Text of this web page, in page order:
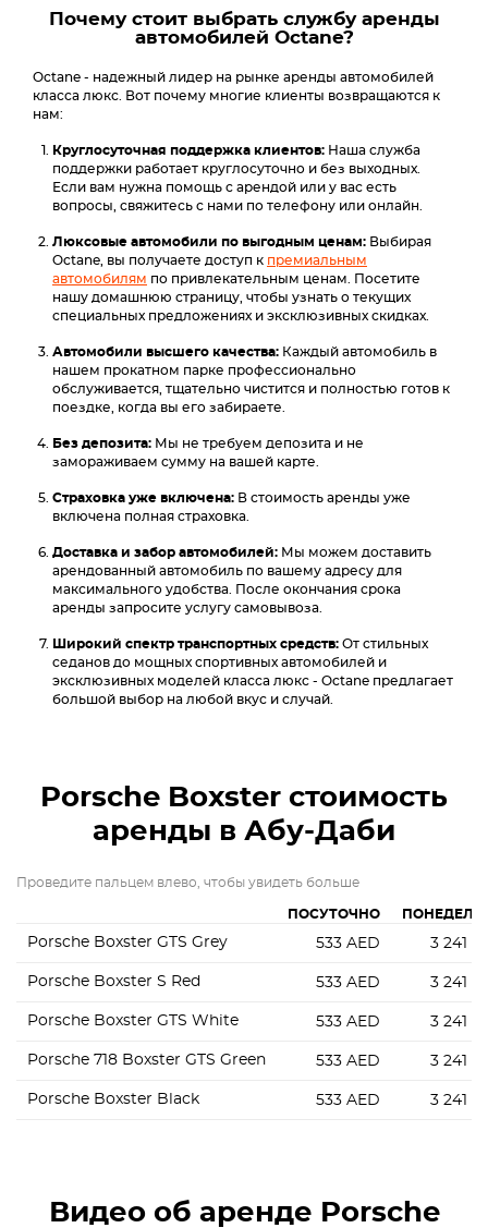
Почему стоит выбрать службу аренды
автомобилей Octane?
Octane - надежный лидер на рынке аренды автомобилей
класса люкс. Вот почему многие клиенты возвращаются к
нам:
Круглосуточная поддержка клиентов: Наша служба
поддержки работает круглосуточно и без выходных.
Если вам нужна помощь с арендой или у вас есть
вопросы, свяжитесь с нами по телефону или онлайн.
Люксовые автомобили по выгодным ценам: Выбирая
Octane, вы получаете доступ к премиальным
автомобилям по привлекательным ценам. Посетите
нашу домашнюю страницу, чтобы узнать о текущих
специальных предложениях и эксклюзивных скидках.
Автомобили высшего качества: Каждый автомобиль в
нашем прокатном парке профессионально
обслуживается, тщательно чистится и полностью готов к
поездке, когда вы его забираете.
Без депозита: Мы не требуем депозита и не
замораживаем сумму на вашей карте.
Страховка уже включена: В стоимость аренды уже
включена полная страховка.
Доставка и забор автомобилей: Мы можем доставить
арендованный автомобиль по вашему адресу для
максимального удобства. После окончания срока
аренды запросите услугу самовывоза.
Широкий спектр транспортных средств: От стильных
седанов до мощных спортивных автомобилей и
эксклюзивных моделей класса люкс - Octane предлагает
большой выбор на любой вкус и случай.
Porsche Boxster стоимость
аренды в Абу-Даби
Проведите пальцем влево, чтобы увидеть больше
ПОСУТОЧНО
Porsche Boxster GTS Grey 533 AED 3 241
Porsche Boxster S Red 533 AED 3 241
Porsche Boxster GTS White 533 AED 3 241
Porsche 718 Boxster GTS Green 533 AED 3 241
Porsche Boxster Black 533 AED 3 241
Видео об аренде Porsche